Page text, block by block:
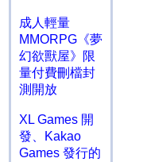
成人輕量
MMORPG《夢
幻欲獸屋》限
量付費刪檔封
測開放
XL Games 開
發、Kakao
Games 發行的